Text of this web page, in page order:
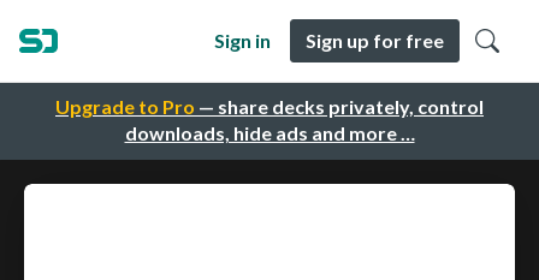
Upgrade to Pro — share decks privately, control
downloads, hide ads and more …
Sign in Sign up for free